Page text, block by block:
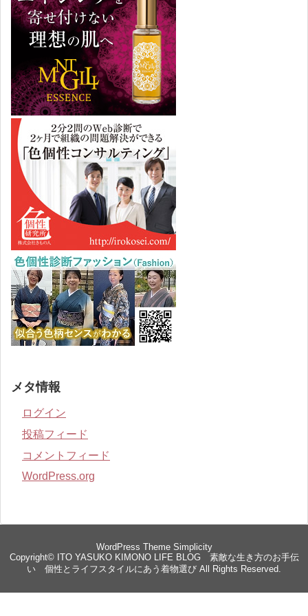
メタ情報
ログイン
投稿フィード
コメントフィード
WordPress.org
WordPress Theme Simplicity
Copyright© ITO YASUKO KIMONO LIFE BLOG 素敵な生き方のお手伝
い 個性とライフスタイルにあう着物選び All Rights Reserved.